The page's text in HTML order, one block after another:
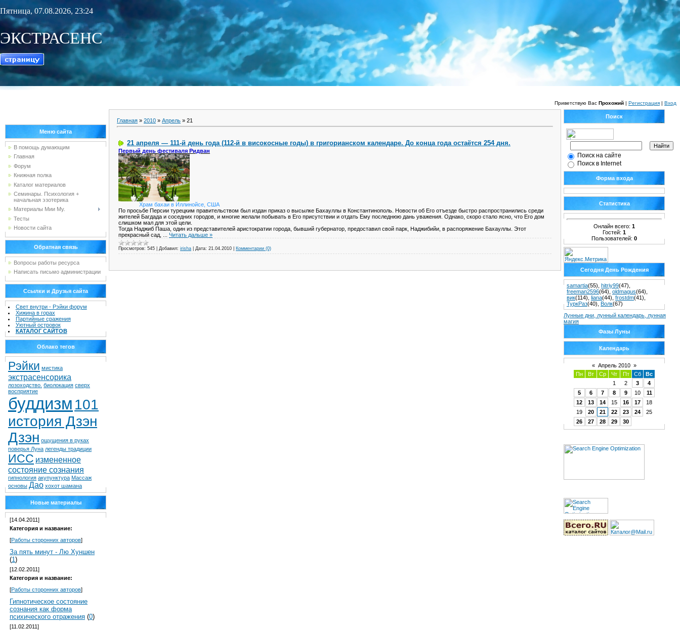
Пятница, 07.08.2026, 23:24
ЭКСТРАСЕНС
Приветствую Вас Прохожий | Регистрация | Вход
Меню сайта
В помощь думающим
Главная
Форум
Книжная полка
Каталог материалов
Семинары. Психология +
начальная эзотерика
Материалы Мии Му.
Тесты
Новости сайта
Обратная связь
Вопросы работы ресурса
Написать письмо администрации
Ссылки и Друзья сайта
Свет внутри - Рэйки форум
Хижина в горах
Партийные сражения
Уютный островок
КАТАЛОГ САЙТОВ
Облако тегов
Рэйки мистика
экстрасенсорика
лозоходство. биолокация сверх
восприятие
буддизм 101
история Дзэн
Дзэн ощущения в руках
поверья Луна легенды традиции
ИСС измененное
состояние сознания
гипнология акупунктура Массаж
основы Дао хохот шамана
Новые материалы
[14.04.2011]
Категория и название:
[Работы сторонних авторов]
За пять минут - Лю Хуншен
(1)
[12.02.2011]
Категория и название:
[Работы сторонних авторов]
Гипнотическое состояние
сознания как форма
психического отражения (0)
[11.02.2011]
Главная » 2010 » Апрель » 21
21 апреля — 111-й день года (112-й в високосные годы) в григорианском календаре. До конца года остаётся 254 дня.
Первый день фестиваля Ридван
Храм бахаи в Иллинойсе, США
По просьбе Персии турецким правительством был издан приказ о высылке Бахауллы в Константинополь. Новости об Его отъезде быстро распространились среди
жителей Багдада и соседних городов, и многие желали побывать в Его присутствии и отдать Ему последнюю дань уважения. Однако, скоро стало ясно, что Его дом
слишком мал для этой цели.
Тогда Наджиб Паша, один из представителей аристократии города, бывший губернатор, предоставил свой парк, Наджибийи, в распоряжение Бахауллы. Этот
прекрасный сад,
Читать дальше »
Просмотров: 545 Добавил: irisha Дата: 21.04.2010 Комментарии (0)
Поиск
Поиск на сайте
Поиск в Internet
Форма входа
Статистика
Онлайн всего: 1
Гостей: 1
Пользователей: 0
Сегодня День Рождения
samartia(55) hitriy99(47)
freeman2596(64) oldmagus(64)
вик(114) liana(44) frostdm(41)
ТуркРаз(40) Волк(67)
Лунные дни, лунный календарь, лунная
магия
Фазы Луны
Календарь
« Апрель 2010 »
Пн
Вт Ср Чт Пт Сб
Вс
1
2 3
4
5
6 7 8 9 10
11
12
13 14 15 16 17
18
19
20 21 22 23 24
25
26
27 28 29 30